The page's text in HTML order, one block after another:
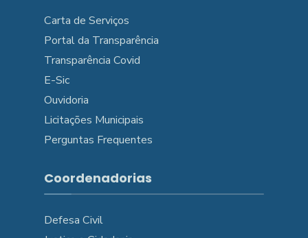
Carta de Serviços
Portal da Transparência
Transparência Covid
E-Sic
Ouvidoria
Licitações Municipais
Perguntas Frequentes
Coordenadorias
Defesa Civil